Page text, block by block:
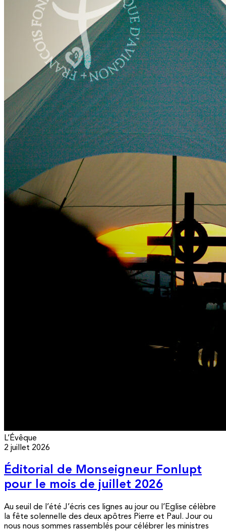
L’Évêque
2 juillet 2026
Éditorial de Monseigneur Fonlupt
pour le mois de juillet 2026
Au seuil de l’été J’écris ces lignes au jour ou l’Eglise célèbre
la fête solennelle des deux apôtres Pierre et Paul. Jour ou
nous nous sommes rassemblés pour célébrer les ministres